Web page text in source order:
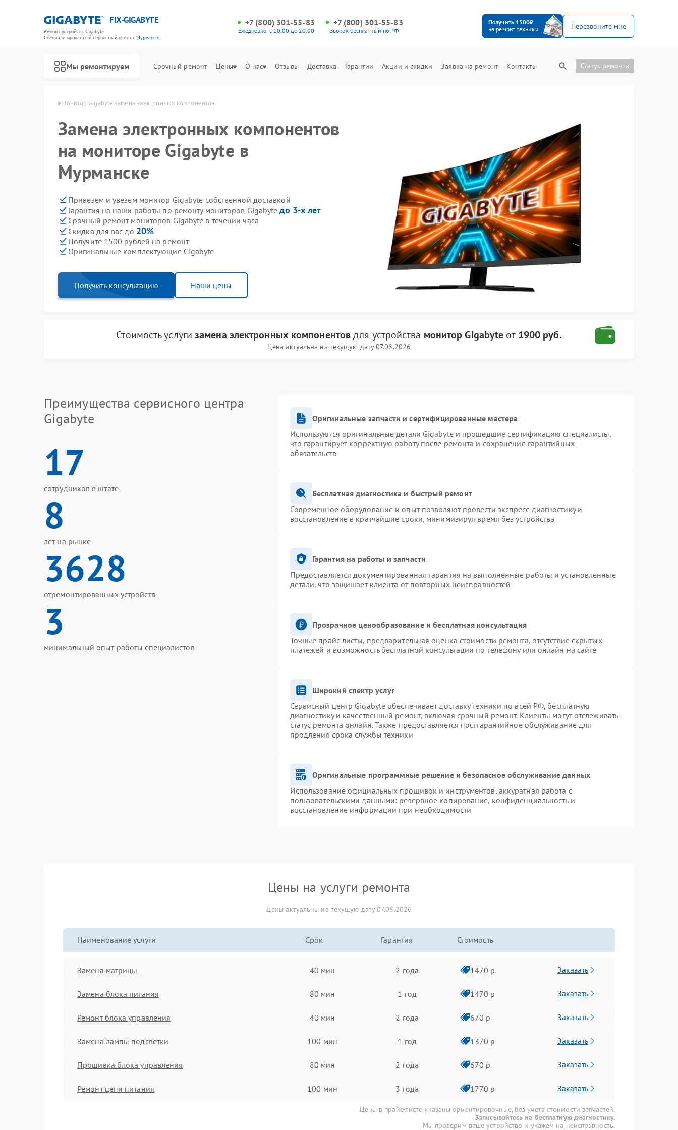
FIX-GIGABYTE
Ремонт устройств Gigabyte
Специализированный cервисный центр г.Мурманск
+7 (800) 301-55-83
Ежедневно, с 10:00 до 20:00
+7 (800) 301-55-83
Звонок бесплатный по РФ
Получить 1500₽
на ремонт техники
Перезвоните мне
Мы ремонтируем Срочный ремонт Цены О нас Отзывы Доставка Гарантии Акции и скидки Заявка на ремонт Контакты Статус ремонта
в Мурманске Монитор Gigabyte замена электронных компонентов
Замена электронных компонентов
на мониторе Gigabyte в
Мурманске
Привезем и увезем монитор Gigabyte собственной доставкой
Гарантия на наши работы по ремонту мониторов Gigabyteдо 3-х лет
Срочный ремонт мониторов Gigabyte в течении часа
Скидка для вас до 20%
Получите 1500 рублей на ремонт
Оригинальные комплектующие Gigabyte
Получить консультацию Наши цены
Стоимость услугизамена электронных компонентовдля устройства монитор Gigabyte от 1900 руб.
Цена актуальна на текущую дату 07.08.2026
Преимущества сервисного центра
Gigabyte
17
сотрудников в штате
8
лет на рынке
3628
отремонтированных устройств
3
минимальный опыт работы специалистов
Оригинальные запчасти и сертифицированные мастера
Используются оригинальные детали Gigabyte и прошедшие сертификацию специалисты,
что гарантирует корректную работу после ремонта и сохранение гарантийных
обязательств
Бесплатная диагностика и быстрый ремонт
Современное оборудование и опыт позволяют провести экспресс-диагностику и
восстановление в кратчайшие сроки, минимизируя время без устройства
Гарантия на работы и запчасти
Предоставляется документированная гарантия на выполненные работы и установленные
детали, что защищает клиента от повторных неисправностей
Прозрачное ценообразование и бесплатная консультация
Точные прайс-листы, предварительная оценка стоимости ремонта, отсутствие скрытых
платежей и возможность бесплатной консультации по телефону или онлайн на сайте
Широкий спектр услуг
Сервисный центр Gigabyte обеспечивает доставку техники по всей РФ, бесплатную
диагностику и качественный ремонт, включая срочный ремонт. Клиенты могут отслеживать
статус ремонта онлайн. Также предоставляется постгарантийное обслуживание для
продления срока службы техники
Оригинальные программные решение и безопасное обслуживание данных
Использование официальных прошивок и инструментов, аккуратная работа с
пользовательскими данными: резервное копирование, конфиденциальность и
восстановление информации при необходимости
Цены на услуги ремонта
Цены актуальны на текущую дату 07.08.2026
Наименование услуги Срок Гарантия Стоимость
Замена матрицы 40 мин 2 года 1470 р Заказать
Замена блока питания 80 мин 1 год 1470 р Заказать
Ремонт блока управления 40 мин 2 года 670 р Заказать
Замена лампы подсветки 100 мин 1 год 1370 р Заказать
Прошивка блока управления 80 мин 2 года 670 р Заказать
Ремонт цепи питания 100 мин 3 года 1770 р Заказать
Цены в прайс-листе указаны ориентировочные, без учета стоимости запчастей.
Записывайтесь на бесплатную диагностику.
Мы проверим ваше устройство и укажем на неисправность.